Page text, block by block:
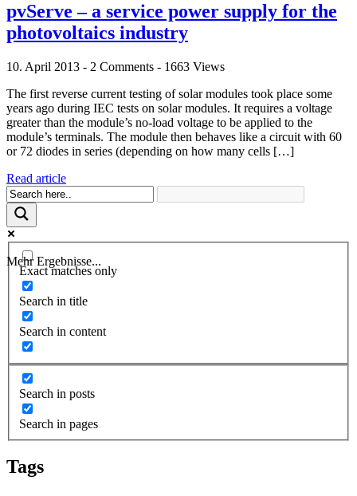
pvServe – a service power supply for the
photovoltaics industry
10. April 2013 - 2 Comments - 1663 Views
The first reverse current testing of solar modules took place some
years ago during IEC tests on solar modules. It requires a voltage
greater than the module’s no-load voltage to be applied to the
module’s terminals. The module then behaves like a circuit with 60
or 72 diodes in series (depending on how many cells […]
Read article
Mehr Ergebnisse...
Exact matches only
Search in title
Search in content
Search in posts
Search in pages
Tags